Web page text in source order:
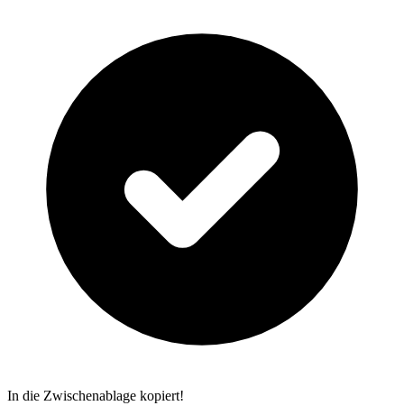
In die Zwischenablage kopiert!